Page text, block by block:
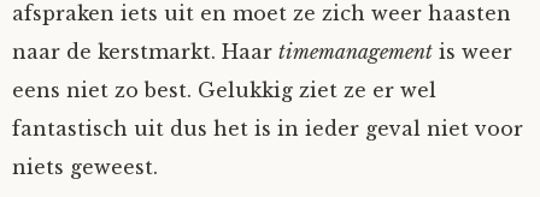
afspraken iets uit en moet ze zich weer haasten
naar de kerstmarkt. Haar timemanagement is weer
eens niet zo best. Gelukkig ziet ze er wel
fantastisch uit dus het is in ieder geval niet voor
niets geweest.